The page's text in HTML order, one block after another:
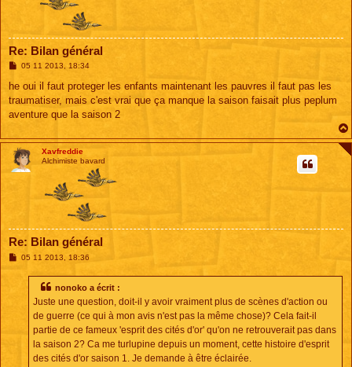
Re: Bilan général
M
s
a
g
05 11 2013, 18:34
he oui il faut proteger les enfants maintenant les pauvres il faut pas les
traumatiser, mais c'est vrai que ça manque la saison faisait plus peplum
aventure que la saison 2
Xavfreddie
Alchimiste bavard
Re: Bilan général
M05 11 2013, 18:36
nonoko a écrit :
Juste une question, doit-il y avoir vraiment plus de scènes d'action ou
de guerre (ce qui à mon avis n'est pas la même chose)? Cela fait-il
partie de ce fameux 'esprit des cités d'or' qu'on ne retrouverait pas dans
la saison 2? Ca me turlupine depuis un moment, cette histoire d'esprit
des cités d'or saison 1. Je demande à être éclairée.